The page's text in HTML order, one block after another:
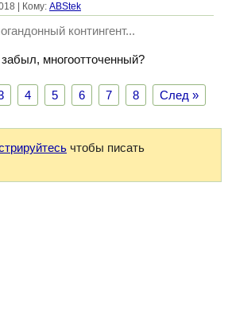
| Кому: ABStek
контингент...
забыл, многоотточенный?
4 5 6 7 8 След »
чтобы писать